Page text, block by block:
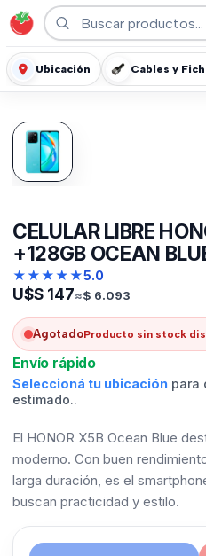
Ubicación Cables y
CELULAR LIBRE
+128GB OCEAN
★★★★★5.0
U$S 147≈$ 6.093
AgotadoProducto sin stock
Envío rápido
Seleccioná tu ubicación para
estimado..
El HONOR X5B Ocean Blue
moderno. Con buen
larga duración, es el
buscan practicidad y estilo.